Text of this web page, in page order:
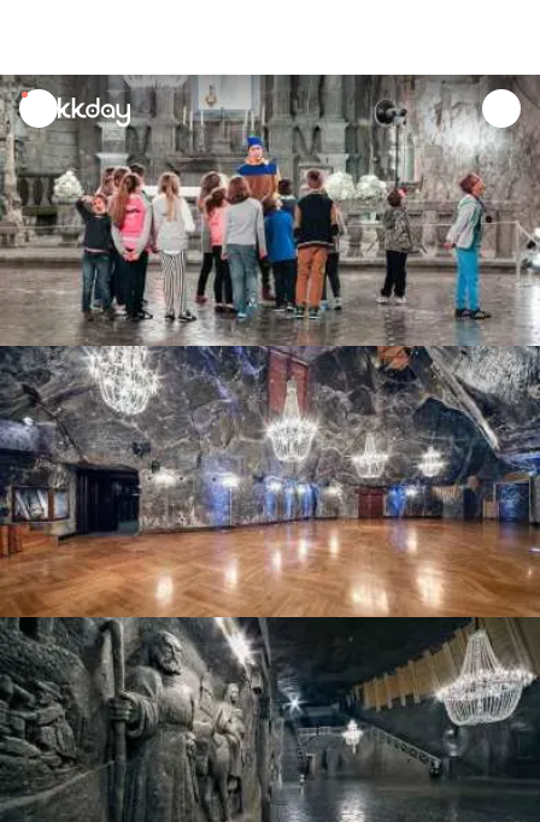
unread
notifications